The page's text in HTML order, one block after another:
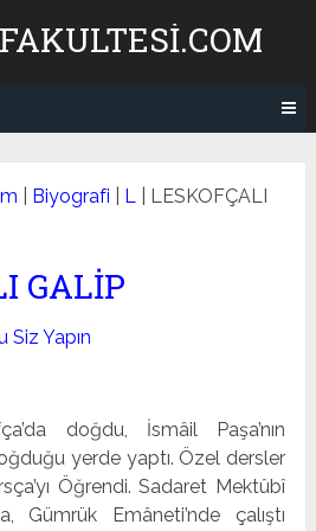
Biyografi L
LESKOFÇALI
GALİP
Siz Yapın
doğdu, İsmâil Paşa’nın
yerde yaptı. Özel dersler
Öğrendi. Sadaret Mektûbî
Gümrük Emâneti’nde çalıştı